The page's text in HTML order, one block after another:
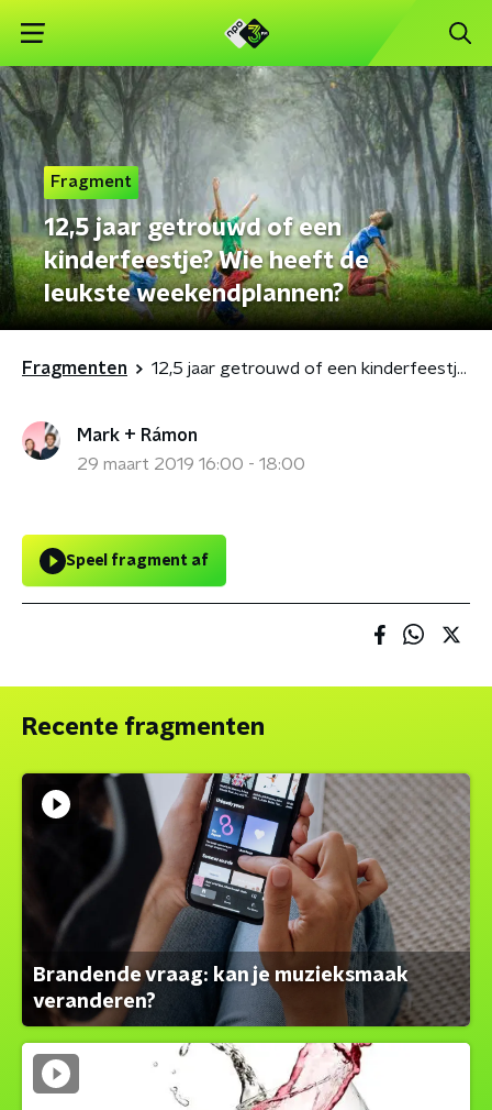
Fragment
12,5 jaar getrouwd of een
kinderfeestje? Wie heeft de
leukste weekendplannen?
Fragmenten 12,5 jaar getrouwd of een kinderfeestje? Wie heeft de leukste weekendplannen?
Mark + Rámon
29 maart 2019 16:00 - 18:00
Speel fragment af
Recente fragmenten
Brandende vraag: kan je muzieksmaak
veranderen?